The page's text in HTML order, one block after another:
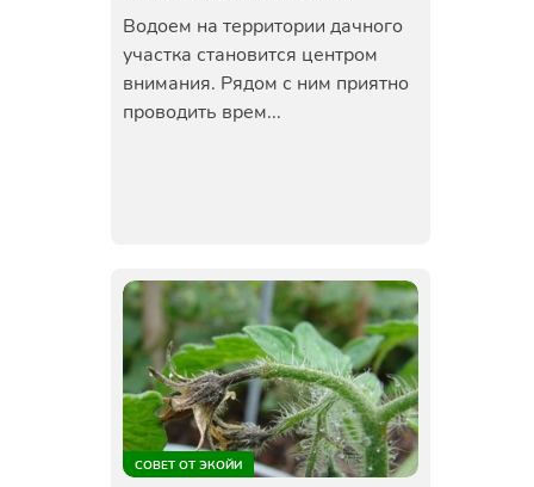
Водоем на территории дачного
участка становится центром
внимания. Рядом с ним приятно
проводить врем...
СОВЕТ ОТ ЭКОЙИ